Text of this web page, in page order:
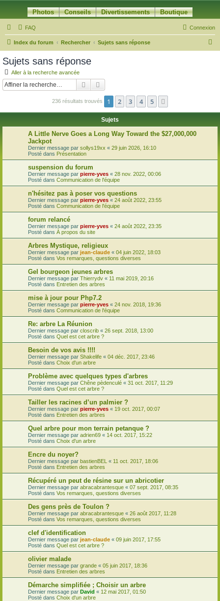
Photos Conseils Divertissements Boutique
FAQ Connexion
Index du forum Rechercher Sujets sans réponse
c
Sujets sans réponse
Aller à la recherche avancée
Rechercher
236 résultats trouvés 1 2 3 4 5
Sujets
A Little Nerve Goes a Long Way Toward the $27,000,000
Jackpot
Dernier message par sollys19xx « 29 juin 2026, 16:10
Posté dans Présentation
suspension du forum
Dernier message par pierre-yves « 28 nov. 2022, 00:06
Posté dans Communication de l'équipe
n'hésitez pas à poser vos questions
Dernier message par pierre-yves « 24 août 2022, 23:55
Posté dans Communication de l'équipe
forum relancé
Dernier message par pierre-yves « 24 août 2022, 23:35
Posté dans À propos du site
Arbres Mystique, religieux
Dernier message par jean-claude « 04 juin 2022, 18:03
Posté dans Vos remarques, questions diverses
Gel bourgeon jeunes arbres
Dernier message par Thierrydv « 11 mai 2019, 20:16
Posté dans Entretien des arbres
mise à jour pour Php7.2
Dernier message par pierre-yves « 24 nov. 2018, 19:36
Posté dans Communication de l'équipe
Re: arbre La Réunion
Dernier message par closcrib « 26 sept. 2018, 13:00
Posté dans Quel est cet arbre ?
Besoin de vos avis !!!!
Dernier message par Shakelife « 04 déc. 2017, 23:46
Posté dans Choix d'un arbre
Problème avec quelques types d'arbres
Dernier message par Chêne pèdenculé « 31 oct. 2017, 11:29
Posté dans Quel est cet arbre ?
Tailler les racines d’un palmier ?
Dernier message par pierre-yves « 19 oct. 2017, 00:07
Posté dans Entretien des arbres
Quel arbre pour mon terrain petanque ?
Dernier message par adrien69 « 14 oct. 2017, 15:22
Posté dans Choix d'un arbre
Encre du noyer?
Dernier message par bastienBEL « 11 oct. 2017, 18:06
Posté dans Entretien des arbres
Récupéré un peut de résine sur un abricotier
Dernier message par abracabrantesque « 07 sept. 2017, 08:35
Posté dans Vos remarques, questions diverses
Des gens près de Toulon ?
Dernier message par abracabrantesque « 26 août 2017, 11:28
Posté dans Vos remarques, questions diverses
clef d'identification
Dernier message par jean-claude « 09 juin 2017, 17:55
Posté dans Quel est cet arbre ?
olivier malade
Dernier message par grande « 05 juin 2017, 18:36
Posté dans Entretien des arbres
Démarche simplifiée ; Choisir un arbre
Dernier message par David « 12 mai 2017, 01:50
Posté dans Choix d'un arbre